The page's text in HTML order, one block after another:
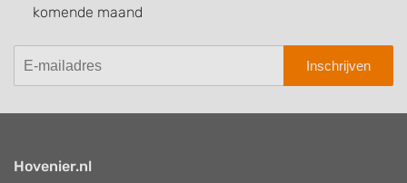
komende maand
Inschrijven
Hovenier.nl